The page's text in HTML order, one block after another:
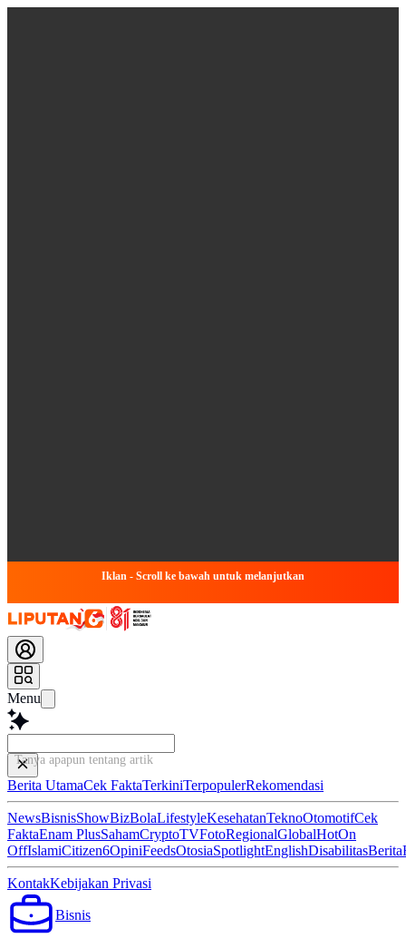
Iklan - Scroll ke bawah untuk melanjutkan
Menu
Tanya apapun tentang artikel ini...
Berita UtamaCek FaktaTerkiniTerpopulerRekomendasi
NewsBisnisShowBizBolaLifestyleKesehatanTeknoOtomotifCek
FaktaEnam PlusSahamCryptoTVFotoRegionalGlobalHotOn
OffIslamiCitizen6OpiniFeedsOtosiaSpotlightEnglishDisabilitasBerita
KontakKebijakan Privasi
Bisnis